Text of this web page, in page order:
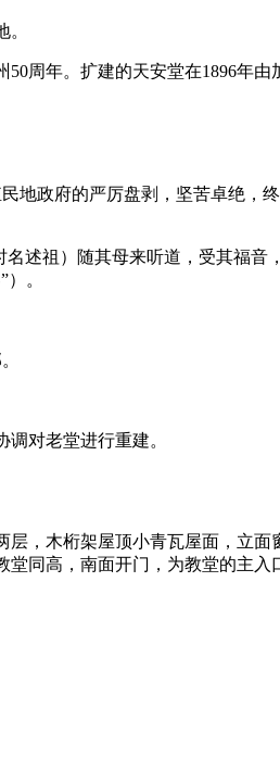
周年。扩建的天安堂在1896年由
地政府的严厉盘剥，坚苦卓绝，
述祖）随其母来听道，受其福音
。
对老堂进行重建。
，木桁架屋顶小青瓦屋面，立
同高，南面开门，为教堂的主